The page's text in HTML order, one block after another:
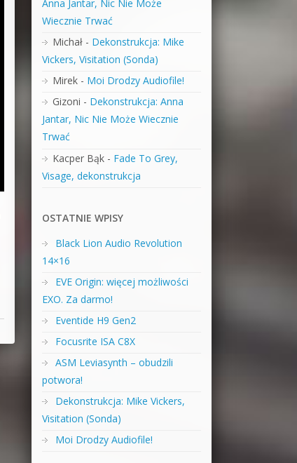
Anna Jantar, Nic Nie Może
Wiecznie Trwać
Michał- Dekonstrukcja: Mike
Vickers, Visitation (Sonda)
Mirek- Moi Drodzy Audiofile!
Gizoni - Dekonstrukcja: Anna
Jantar, Nic Nie Może Wiecznie
Trwać
Kacper Bąk- Fade To Grey,
Visage, dekonstrukcja
OSTATNIE WPISY
Black Lion Audio Revolution
14×16
EVE Origin: więcej możliwości
EXO. Za darmo!
Eventide H9 Gen2
Focusrite ISA C8X
ASM Leviasynth – obudzili
potwora!
Dekonstrukcja: Mike Vickers,
Visitation (Sonda)
Moi Drodzy Audiofile!